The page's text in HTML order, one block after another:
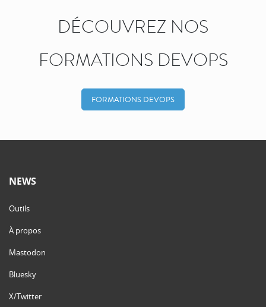
DÉCOUVREZ NOS
FORMATIONS DEVOPS
FORMATIONS DEVOPS
NEWS
Outils
À propos
Mastodon
Bluesky
X/Twitter